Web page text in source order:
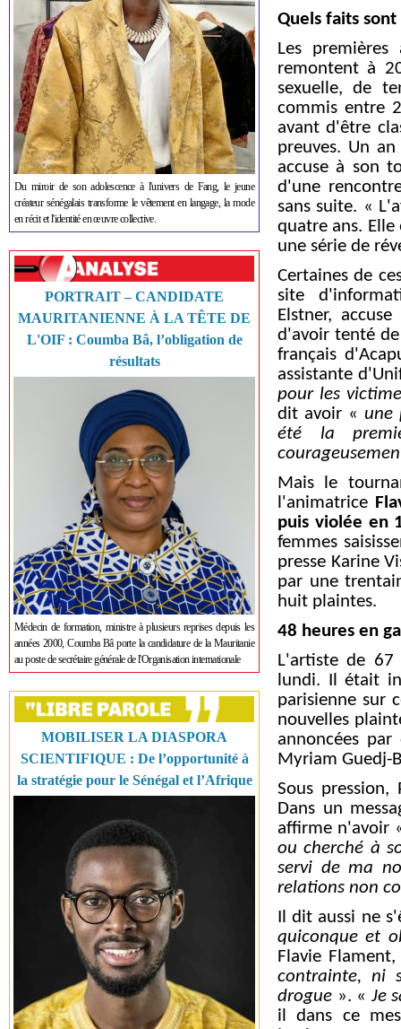
Du miroir de son adolescence à l'univers de Fang, le jeune
créateur sénégalais transforme le vêtement en langage, la mode
en récit et l'identité en œuvre collective.
PORTRAIT – CANDIDATE
MAURITANIENNE À LA TÊTE DE
L'OIF : Coumba Bâ, l’obligation de
résultats
Médecin de formation, ministre à plusieurs reprises depuis les
années 2000, Coumba Bâ porte la candidature de la Mauritanie
au poste de secrétaire générale de l'Organisation internationale
MOBILISER LA DIASPORA
SCIENTIFIQUE : De l’opportunité à
la stratégie pour le Sénégal et l’Afrique
Quels faits
Les
remontent à
sexuelle, de
commis entre
avant d'être
preuves. Un
accuse à son
d'une
sans suite. «
quatre ans.
une série de
Certaines de
site
Elstner,
d'avoir tenté
français
assistante
pour les
dit avoir « une
été la
Mais le
l'animatrice
puis violée en
femmes
presse Karine
par une
huit plaintes.
48 heures en
L'artiste de 67
lundi. Il était
parisienne sur
nouvelles
annoncées par
Myriam Guedj-
Sous pression,
Dans un
affirme n'avoir
ou cherché à
servi de ma
relations non
Il dit aussi ne
quiconque et
Flavie
contrainte, ni
drogue ». « Je
il dans ce